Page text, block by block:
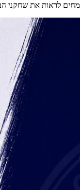
לראות את שחקני